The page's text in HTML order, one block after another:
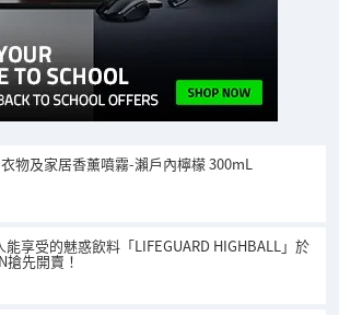
物及家居香薰噴霧-瀨戶內檸檬 300mL
能享受的魅惑飲料「LIFEGUARD HIGHBALL」於
搶先開賣！